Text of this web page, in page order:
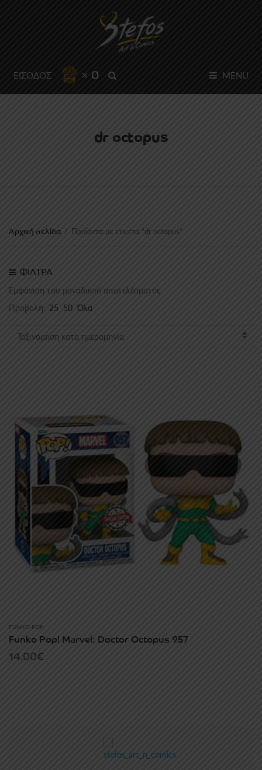
ΕΙΣΟΔΟΣ × 0 MENU
dr octopus
Αρχική σελίδα / Προϊόντα με ετικέτα “dr octopus”
ΦΙΛΤΡΑ
Εμφάνιση του μοναδικού αποτελέσματος
Προβολή: 25 50 Όλα
FUNKO POP
Funko Pop! Marvel: Doctor Octopus 957
14.00€